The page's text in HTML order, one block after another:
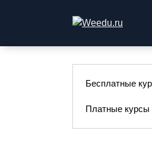
Бесплатные
Платные курсы